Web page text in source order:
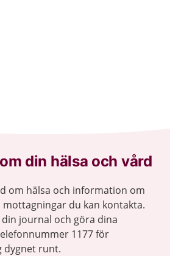
din hälsa och vård
om hälsa och information om
du kan kontakta.
journal och göra dina
1177 för
dygnet runt.